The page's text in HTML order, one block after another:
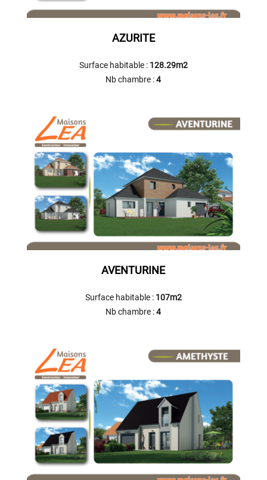
AZURITE
Surface habitable : 128.29m2
Nb chambre :4
AVENTURINE
Surface habitable : 107m2
Nb chambre :4